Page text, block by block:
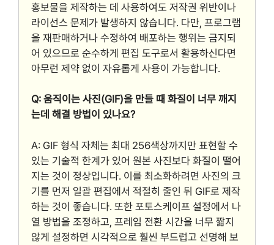
홍보물을 제작하는 데 사용하여도 저작권 위반이나
라이선스 문제가 발생하지 않습니다. 다만, 프로그램
을 재판매하거나 수정하여 배포하는 행위는 금지되
어 있으므로 순수하게 편집 도구로서 활용하신다면
아무런 제약 없이 자유롭게 사용이 가능합니다.
Q: 움직이는 사진(GIF)을 만들 때 화질이 너무 깨지
는데 해결 방법이 있나요?
A: GIF 형식 자체는 최대 256색상까지만 표현할 수
있는 기술적 한계가 있어 원본 사진보다 화질이 떨어
지는 것이 정상입니다. 이를 최소화하려면 사진의 크
기를 먼저 일괄 편집에서 적절히 줄인 뒤 GIF로 제작
하는 것이 좋습니다. 또한 포토스케이프 설정에서 나
열 방법을 조정하고, 프레임 전환 시간을 너무 짧지
않게 설정하면 시각적으로 훨씬 부드럽고 선명해 보